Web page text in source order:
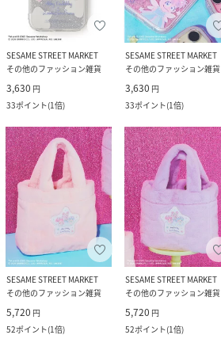
SESAME STREET MARKET
その他のファッション雑貨
3,630 円
33ポイント(1倍)
SESAME STREET MARKET
その他のファッション雑貨
3,630 円
33ポイント(1倍)
SESAME STREET MARKET
その他のファッション雑貨
5,720 円
52ポイント(1倍)
SESAME STREET MARKET
その他のファッション雑貨
5,720 円
52ポイント(1倍)